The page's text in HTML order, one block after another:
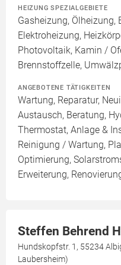
HEIZUNG SPEZIALGEBIETE
Gasheizung, Ölheizung,
Elektroheizung,
Photovoltaik, Kamin /
Brennstoffzelle,
ANGEBOTENE TÄTIGKEITEN
Wartung, Reparatur,
Austausch, Beratung,
Thermostat, Anlage &
Reinigung / Wartung,
Optimierung,
Erweiterung,
Steffen Behrend
Hundskopfstr. 1, 55234
Laubersheim)